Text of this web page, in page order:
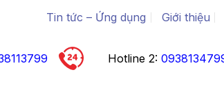
Tin tức – Ứng dụng Giới thiệu
Hotline 2: